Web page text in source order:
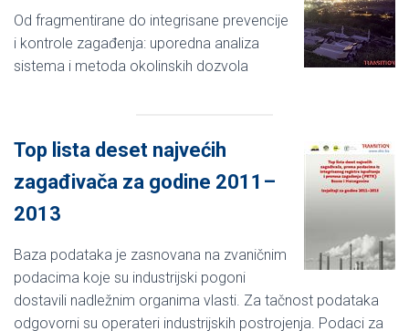
Od fragmentirane do integrisane prevencije
i kontrole zagađenja: uporedna analiza
sistema i metoda okolinskih dozvola
Top lista deset najvećih
zagađivača za godine 2011–
2013
Baza podataka je zasnovana na zvaničnim
podacima koje su industrijski pogoni
dostavili nadležnim organima vlasti. Za tačnost podataka
odgovorni su operateri industrijskih postrojenja. Podaci za